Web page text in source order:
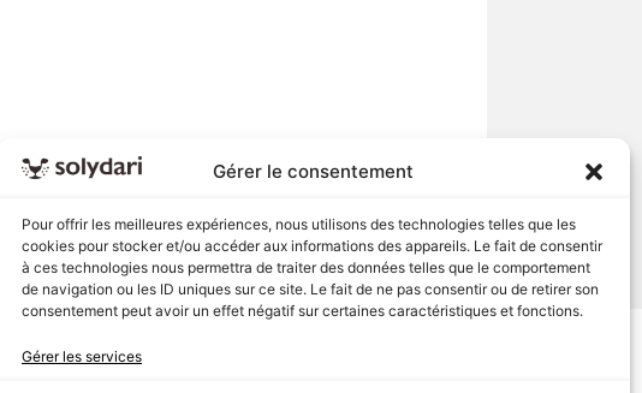
Gérer le consentement
Pour offrir les meilleures expériences, nous utilisons des technologies telles que les
cookies pour stocker et/ou accéder aux informations des appareils. Le fait de consentir
à ces technologies nous permettra de traiter des données telles que le comportement
de navigation ou les ID uniques sur ce site. Le fait de ne pas consentir ou de retirer son
consentement peut avoir un effet négatif sur certaines caractéristiques et fonctions.
Gérer les services